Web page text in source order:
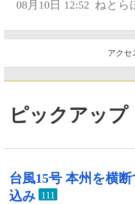
08月10日 12:52 ねとら
アクセ
ピックアップ
台風15号 本州を横
込み 111